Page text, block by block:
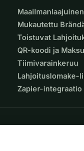
Mukautettu
Toistuvat
QR-koodi ja
Tiimivarainkeruu
Lahjoituslomake-
Zapier-integraatio